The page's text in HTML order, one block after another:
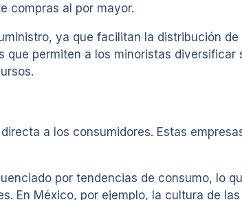
compras al por mayor.
ya que facilitan la distribución
permiten a los minoristas
a los consumidores. Estas
por tendencias de consumo, lo
En México, por ejemplo, la cultura de